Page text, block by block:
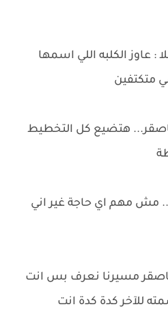
عاوز الكلبه اللي اسمها
متكتفين
ياصقر... هتضيع كل التخطيط
مش مهم اي حاجة غير اني
مسيرنا نعرف بس انت
للآخر كدة كدة انت